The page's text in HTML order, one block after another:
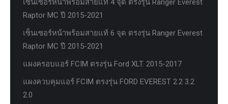
เซ็นเซอร์หน้าพร้อมสายแท้ 4 จุด ตรงรุ่น Ranger Everest
Raptor MC ปี 2015-2021
เซ็นเซอร์หน้าพร้อมสายแท้ 6 จุด ตรงรุ่น Ranger Everest
Raptor MC ปี 2015-2021
แผงครอบแอร์ FCIM ตรงรุ่น Ford XLT. 2015-2017
แผงควบคุมแอร์ FCIM ตรงรุ่น FORD EVEREST 2.2 3.2
2.0